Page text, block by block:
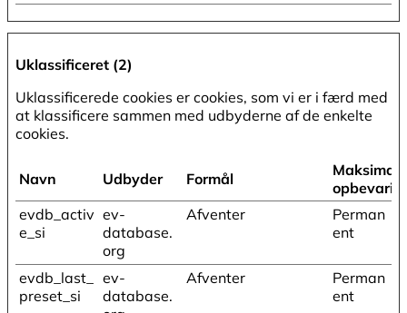
Uklassificeret (2)
Uklassificerede cookies er cookies, som vi er i færd med
at klassificere sammen med udbyderne af de enkelte
cookies.
Navn Udbyder Formål
Maksimal
evdb_activ
e_si
ev-
database.
org
Afventer
Perman
ent
evdb_last_
preset_si
ev-
database.
Afventer
Perman
ent